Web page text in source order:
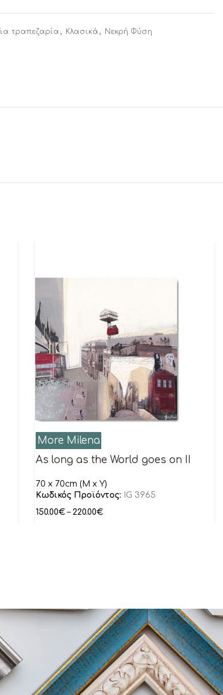
Για τραπεζαρία , Κλασικά , Νεκρή Φύση
More Milena
As long as the World goes on II
70 x 70cm (M x Y)
Κωδικός Προϊόντος:
IG 3965
150.00€ – 220.00€